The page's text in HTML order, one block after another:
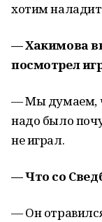
хотим
— Хакимова
посмотрел
— Мы думаем,
надо было
не играл.
— Что со
— Он